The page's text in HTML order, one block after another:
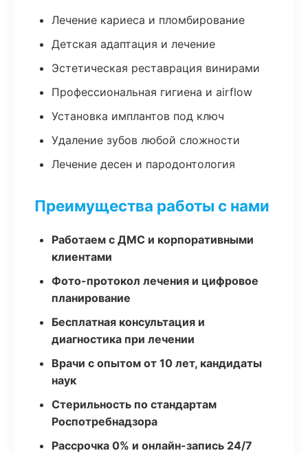
Лечение кариеса и пломбирование
Детская адаптация и лечение
Эстетическая реставрация винирами
Профессиональная гигиена и airflow
Установка имплантов под ключ
Удаление зубов любой сложности
Лечение десен и пародонтология
Преимущества работы с нами
Работаем с ДМС и корпоративными
клиентами
Фото-протокол лечения и цифровое
планирование
Бесплатная консультация и
диагностика при лечении
Врачи с опытом от 10 лет, кандидаты
наук
Стерильность по стандартам
Роспотребнадзора
Рассрочка 0% и онлайн-запись 24/7